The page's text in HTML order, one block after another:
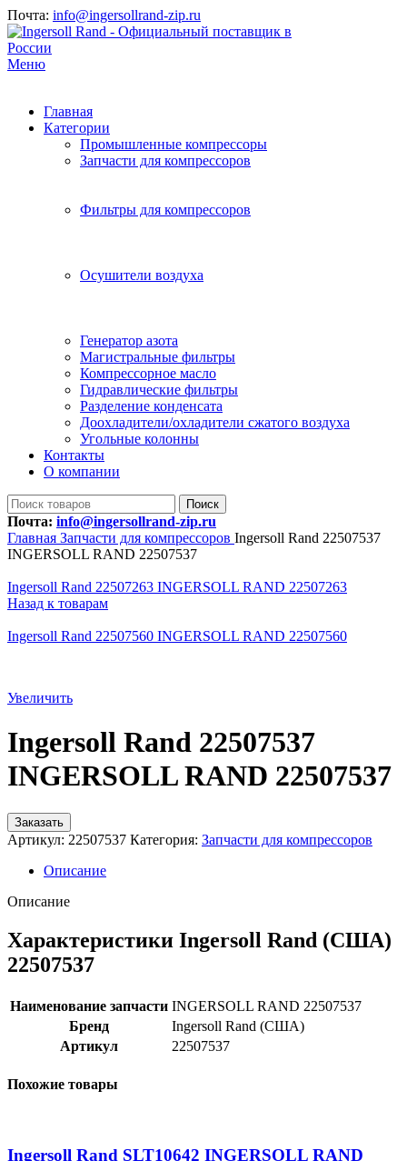
Почта: info@ingersollrand-zip.ru
Меню
Главная
Категории
Промышленные компрессоры
Запчасти для компрессоров
Фильтры для компрессоров
Осушители воздуха
Генератор азота
Магистральные фильтры
Компрессорное масло
Гидравлические фильтры
Разделение конденсата
Доохладители/охладители сжатого воздуха
Угольные колонны
Контакты
О компании
Поиск
Почта: info@ingersollrand-zip.ru
Главная Запчасти для компрессоров Ingersoll Rand 22507537
INGERSOLL RAND 22507537
Ingersoll Rand 22507263 INGERSOLL RAND 22507263
Назад к товарам
Ingersoll Rand 22507560 INGERSOLL RAND 22507560
Увеличить
Ingersoll Rand 22507537
INGERSOLL RAND 22507537
Заказать
Артикул: 22507537 Категория: Запчасти для компрессоров
Описание
Описание
Характеристики Ingersoll Rand (США)
22507537
Наименование запчасти INGERSOLL RAND 22507537
Бренд
Ingersoll Rand (США)
Артикул
22507537
Похожие товары
Ingersoll Rand SLT10642 INGERSOLL RAND